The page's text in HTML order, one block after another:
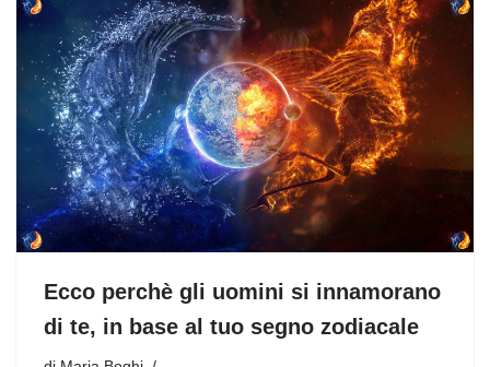
Ecco perchè gli uomini si innamorano
di te, in base al tuo segno zodiacale